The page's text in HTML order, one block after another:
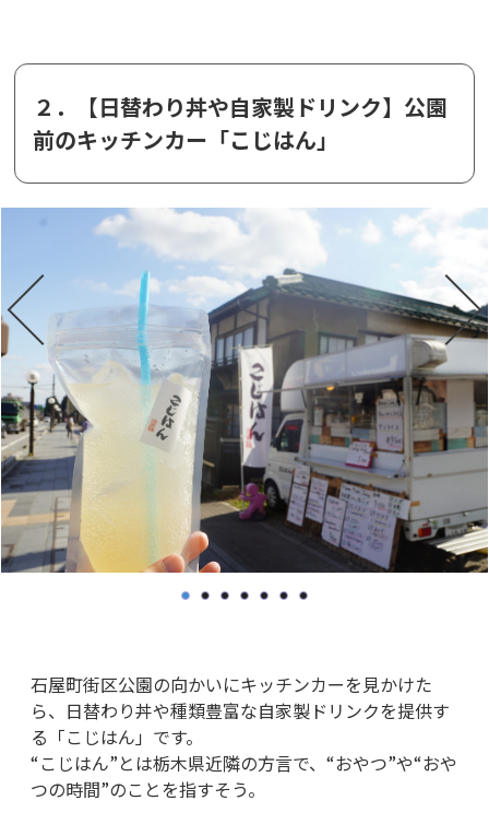
２．【日替わり丼や自家製ドリンク】公園
前のキッチンカー「こじはん」
石屋町街区公園の向かいにキッチンカーを見かけた
ら、日替わり丼や種類豊富な自家製ドリンクを提供す
る「こじはん」です。
“こじはん”とは栃木県近隣の方言で、“おやつ”や“おや
つの時間”のことを指すそう。